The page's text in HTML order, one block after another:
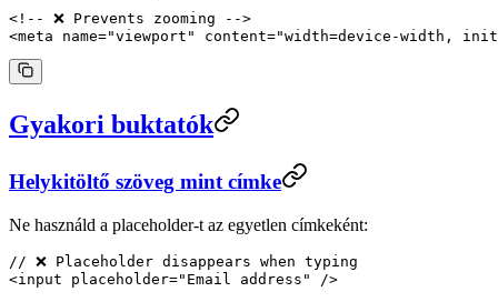
<!-- ❌ Prevents zooming -->
<meta name="viewport" content="width=device-width,
Gyakori buktatók
Helykitöltő szöveg mint címke
Ne használd a placeholder-t az egyetlen címkeként:
// ❌ Placeholder disappears when typing
<input placeholder="Email address"
/>